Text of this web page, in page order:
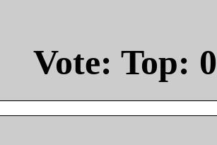
Vote: Top: 0